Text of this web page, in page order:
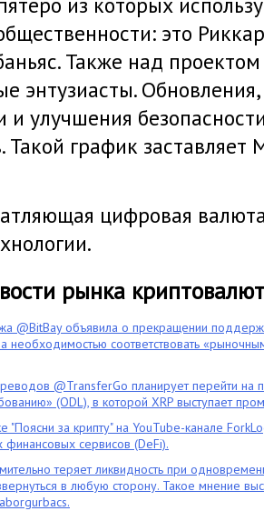
это
Также над
энтузиасты.
и улучшения
Такой график заставляет
цифровая
рынка криптовалют
@BitBay объявила о прекращении
необходимостью соответствовать
@TransferGo планирует перейти на
(ODL), в которой XRP выступает
за крипту" на YouTube-канале
финансовых сервисов (DeFi).
теряет ликвидность при
в любую сторону. Такое мнение